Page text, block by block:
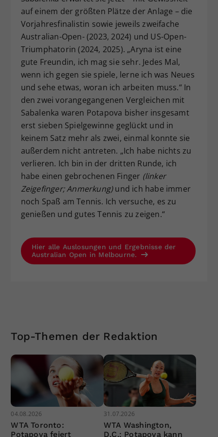
auf einem der größten Plätze der Anlage – die
Vorjahresfinalistin sowie jeweils zweifache
Australian-Open- (2023, 2024) und US-Open-
Triumphatorin (2024, 2025). „Aryna ist eine
gute Freundin, ich mag sie sehr. Jedes Mal,
wenn ich gegen sie spiele, lerne ich was Neues
und sehe etwas, woran ich arbeiten muss.“ In
den zwei vorangegangenen Vergleichen mit
Sabalenka waren Potapova bisher insgesamt
erst sieben Spielgewinne geglückt und in
keinem Satz mehr als zwei, einmal konnte sie
außerdem nicht antreten. „Ich habe nichts zu
verlieren. Ich bin in der dritten Runde, ich
habe einen gebrochenen Finger (linker
Zeigefinger; Anmerkung)und ich habe immer
noch Spaß am Tennis. Ich versuche, es zu
genießen und gutes Tennis zu zeigen.“
Hier alle Auslosungen und Ergebnisse der
Australian Open in Melbourne.
Top-Themen der Redaktion
04.08.2026
WTA Toronto:
Potapova feiert
31.07.2026
WTA Washington,
D.C.: Potapova kann